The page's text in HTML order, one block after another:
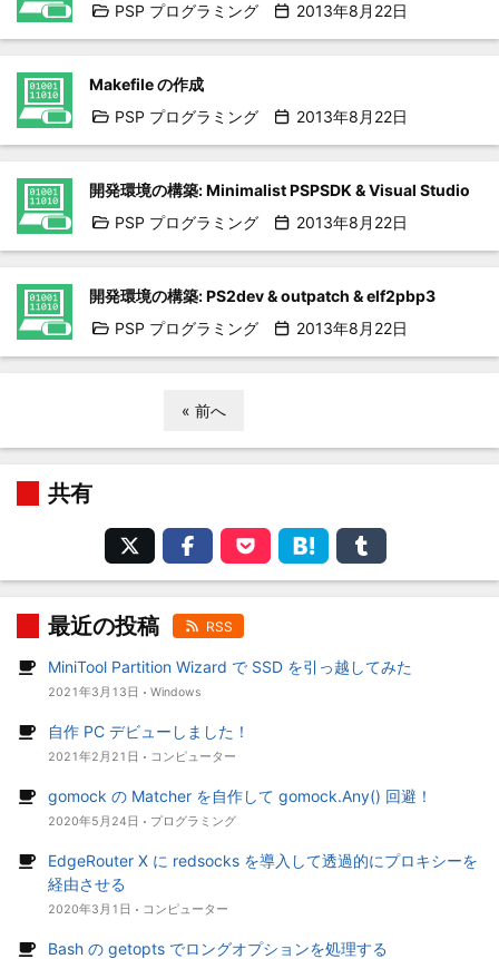
PSP プログラミング
2013年8月22日
Makefile の作成
PSP プログラミング
2013年8月22日
開発環境の構築: Minimalist PSPSDK & Visual Studio
PSP プログラミング
2013年8月22日
開発環境の構築: PS2dev & outpatch & elf2pbp3
PSP プログラミング
2013年8月22日
« 前へ
共有
最近の投稿 RSS
MiniTool Partition Wizard で SSD を引っ越してみた
2021年3月13日 Windows
自作 PC デビューしました！
2021年2月21日 コンピューター
gomock の Matcher を自作して gomock.Any() 回避！
2020年5月24日 プログラミング
EdgeRouter X に redsocks を導入して透過的にプロキシーを
経由させる
2020年3月1日 コンピューター
Bash の getopts でロングオプションを処理する